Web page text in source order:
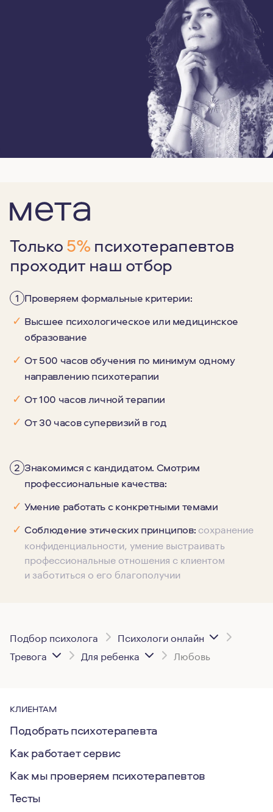
Только5% психотерапевтов
проходит наш отбор
1 Проверяем формальные критерии:
✓ Высшее психологическое или медицинское
образование
✓ От 500 часов обучения по минимум одному
направлению психотерапии
✓ От 100 часов личной терапии
✓ От 30 часов супервизий в год
2 Знакомимся с кандидатом. Смотрим
профессиональные качества:
✓ Умение работать с конкретными темами
✓ Соблюдение этических принципов: сохранение
конфиденциальности, умение выстраивать
профессиональные отношения с клиентом
и заботиться о его благополучии
Подбор психолога
Психологи онлайн
Тревога
Для ребенка Любовь
КЛИЕНТАМ
Подобрать психотерапевта
Как работает сервис
Как мы проверяем психотерапевтов
Тесты